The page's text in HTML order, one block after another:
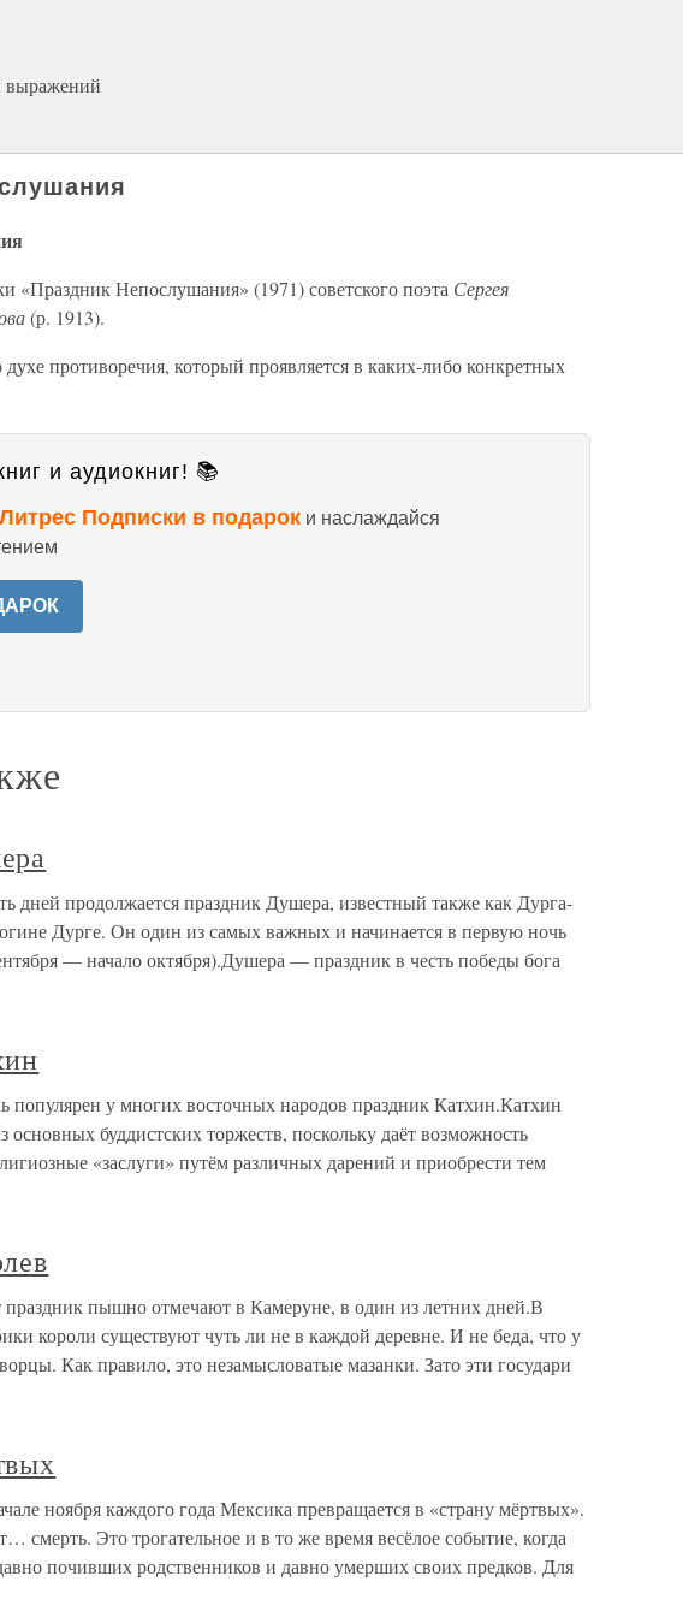
выражений
«Праздник Непослушания» (1971) советского поэта Сергея
(р. 1913).
противоречия, который проявляется в каких-либо конкретных
и аудиокниг! 📚
Подписки в подарок и наслаждайся
дней продолжается праздник Душера, известный также как Дурга-
Дурге. Он один из самых важных и начинается в первую ночь
— начало октября).Душера — праздник в честь победы бога
популярен у многих восточных народов праздник Катхин.Катхин
буддистских торжеств, поскольку даёт возможность
«заслуги» путём различных дарений и приобрести тем
праздник пышно отмечают в Камеруне, в один из летних дней.В
короли существуют чуть ли не в каждой деревне. И не беда, что у
Как правило, это незамысловатые мазанки. Зато эти государи
ноября каждого года Мексика превращается в «страну мёртвых».
смерть. Это трогательное и в то же время весёлое событие, когда
почивших родственников и давно умерших своих предков. Для